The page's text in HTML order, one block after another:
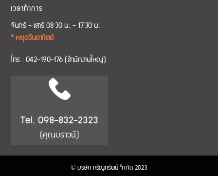
เวลาทำการ
จันทร์ – เสาร์ 08:30 น. – 17:30 น.
* หยุดวันอาทิตย์
โทร :042-190-176(สำนักงานใหญ่)
Tel. 098-832-2323
(คุณบราวน์)
© บริษัท หิรัญทรัพย์ จำกัด 2023